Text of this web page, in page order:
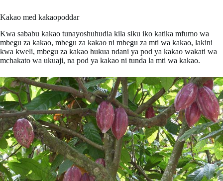
Kakao med kakaopoddar
Kwa sababu kakao tunayoshuhudia kila siku iko katika mfumo wa
mbegu za kakao, mbegu za kakao ni mbegu za mti wa kakao, lakini
kwa kweli, mbegu za kakao hukua ndani ya pod ya kakao wakati wa
mchakato wa ukuaji, na pod ya kakao ni tunda la mti wa kakao.